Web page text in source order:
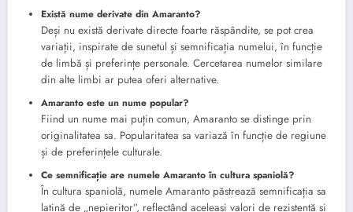
Există nume derivate din Amaranto?
Deși nu există derivate directe foarte răspândite, se pot crea
variații, inspirate de sunetul și semnificația numelui, în funcție
de limbă și preferințe personale. Cercetarea numelor similare
din alte limbi ar putea oferi alternative.
Amaranto este un nume popular?
Fiind un nume mai puțin comun, Amaranto se distinge prin
originalitatea sa. Popularitatea sa variază în funcție de regiune
și de preferințele culturale.
Ce semnificație are numele Amaranto în cultura spaniolă?
În cultura spaniolă, numele Amaranto păstrează semnificația sa
latină de „nepieritor”, reflectând aceleași valori de rezistență și